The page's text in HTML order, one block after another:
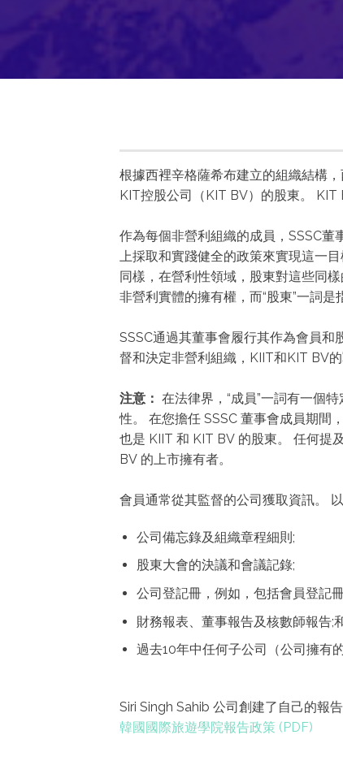
根據西裡辛格薩希布建立的組織結構
KIT控股公司（KIT BV）的股東。 KIT
作為每個非營利組織的成員，SSSC
上採取和實踐健全的政策來實現這一
同樣，在營利性領域，股東對這些同
非營利實體的擁有權，而“股東”一詞是
SSSC通過其董事會履行其作為會員
督和決定非營利組織，KIIT和KIT BV的
注意： 在法律界，“成員”一詞有一個
性。 在您擔任 SSSC 董事會成員期間
也是 KIIT 和 KIT BV 的股東。 任何提
BV 的上市擁有者。
會員通常從其監督的公司獲取資訊。
公司備忘錄及組織章程細則;
股東大會的決議和會議記錄;
公司登記冊，例如，包括會員登記
財務報表、董事報告及核數師報告;
過去10年中任何子公司（公司擁有
Siri Singh Sahib 公司創建了自己的報
韓國國際旅遊學院報告政策